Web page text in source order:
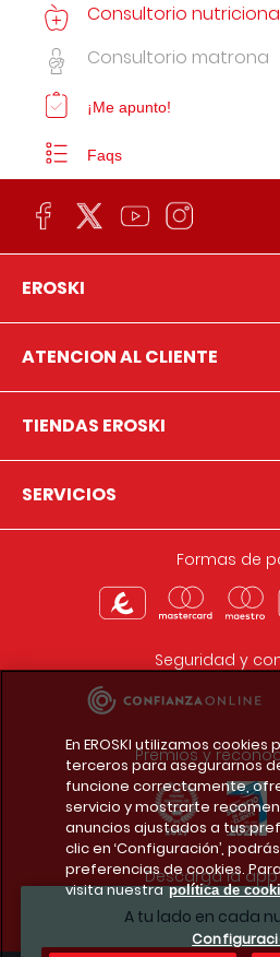
A tu lado en cada
Consultorio
Consultorio matrona
¡Me apunto!
Faqs
EROSKI
ATENCION AL CLIENTE
TIENDAS EROSKI
SERVICIOS
Formas de
Seguridad y
Premios y
Descarga la
En EROSKI utilizamos cookies
terceros para asegurarnos
funcione correctamente,
servicio y mostrarte
anuncios ajustados a tus
clic en ‘Configuración’,
preferencias de cookies.
visita nuestra política de